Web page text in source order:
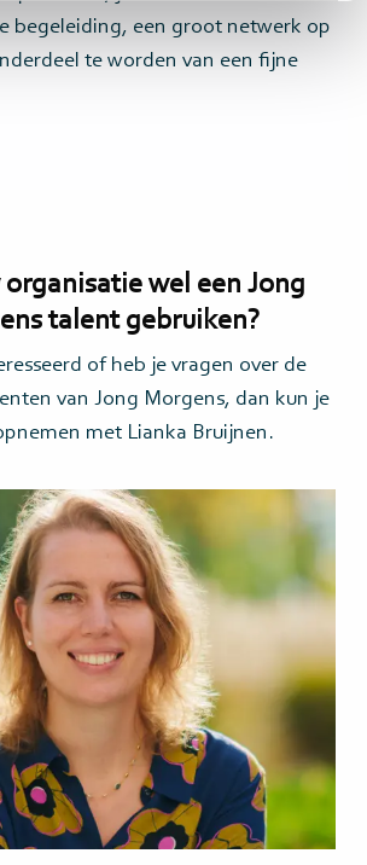
begeleiding, een groot netwerk op
te worden van een fijne
organisatie wel een Jong
talent gebruiken?
of heb je vragen over de
van Jong Morgens, dan kun je
met Lianka Bruijnen.